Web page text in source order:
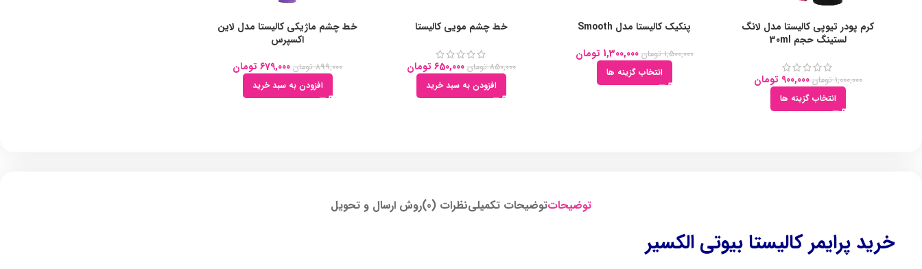
کرم پودر تیوپی کالیستا مدل لانگ
لستینگ حجم 30ml
1,000,000 تومان 900,000 تومان
انتخاب گزینه ها
پنکیک کالیستا مدل Smooth
1,500,000 تومان 1,300,000 تومان
انتخاب گزینه ها
خط چشم مویی کالیستا
850,000 تومان 650,000 تومان
افزودن به سبد خرید
خط چشم ماژیکی کالیستا مدل لاین
اکسپرس
899,000 تومان 679,000 تومان
افزودن به سبد خرید
توضیحاتتوضیحات تکمیلینظرات (0) روش ارسال و تحویل
خرید پرایمر کالیستا بیوتی الکسیر